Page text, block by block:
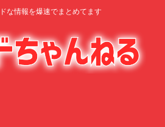
な情報を爆速でまとめてます